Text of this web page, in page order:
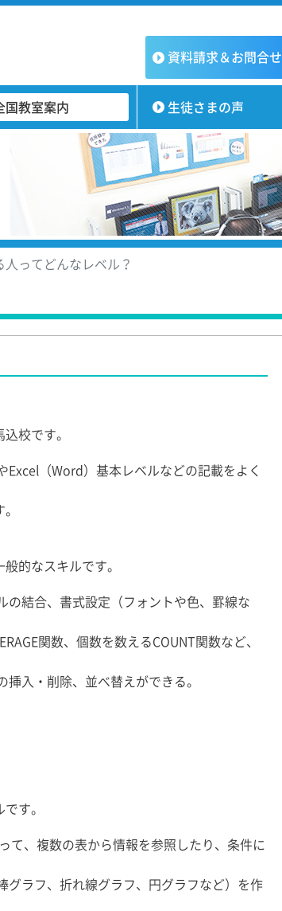
資料請求＆お問合せ
国教室案内 生徒さまの声
ってどんなレベル？
校です。
（Word）基本レベルなどの記載をよく
的なスキルです。
の結合、書式設定（フォントや色、罫線な
関数、個数を数えるCOUNT関数など、
入・削除、並べ替えができる。
す。
て、複数の表から情報を参照したり、条件に
グラフ、折れ線グラフ、円グラフなど）を作